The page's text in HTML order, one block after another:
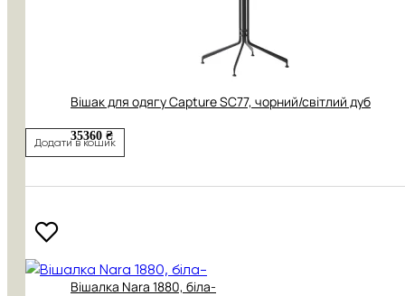
Вішак для одягу Capture SC77, чорний/світлий дуб
35360 ₴
Додати в кошик
Вішалка Nara 1880, біла-